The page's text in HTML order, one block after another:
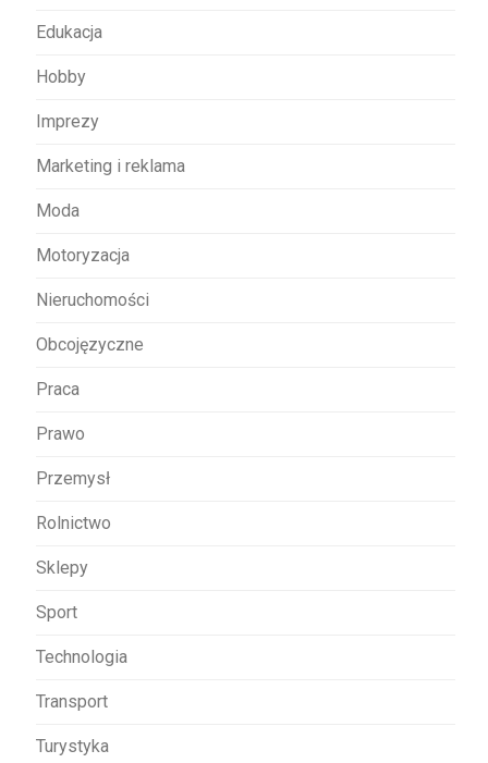
Edukacja
Hobby
Imprezy
Marketing i reklama
Moda
Motoryzacja
Nieruchomości
Obcojęzyczne
Praca
Prawo
Przemysł
Rolnictwo
Sklepy
Sport
Technologia
Transport
Turystyka